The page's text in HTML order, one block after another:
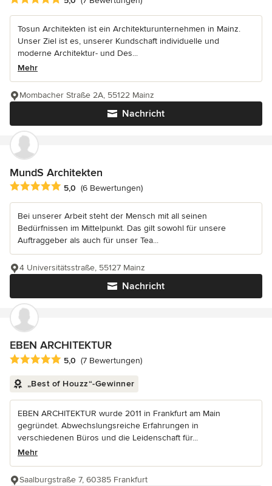
Tosun Architekten ist ein Architekturunternehmen in Mainz.
Unser Ziel ist es, unserer Kundschaft individuelle und
moderne Architektur- und Des...
Mehr
Nachricht
Mombacher Straße 2A, 55122 Mainz
MundS Architekten
Durchschnittliche Bewertung: 5 von 5 Sternen
5,0 (6 Bewertungen)
Bei unserer Arbeit steht der Mensch mit all seinen
Bedürfnissen im Mittelpunkt. Das gilt sowohl für unsere
Auftraggeber als auch für unser Tea...
Nachricht
4 Universitätsstraße, 55127 Mainz
EBEN ARCHITEKTUR
Durchschnittliche Bewertung: 5 von 5 Sternen
5,0 (7 Bewertungen)
„Best of Houzz“-Gewinner
EBEN ARCHITEKTUR wurde 2011 in Frankfurt am Main
gegründet. Abwechslungsreiche Erfahrungen in
verschiedenen Büros und die Leidenschaft für...
Mehr
Saalburgstraße 7, 60385 Frankfurt